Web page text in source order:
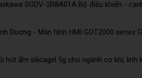
SGDV-2R8A01A Bộ điều khiển -
Dương - Màn hình HMI GOT2000 series
hút ẩm silicagel 5g cho ngành cơ khí, linh